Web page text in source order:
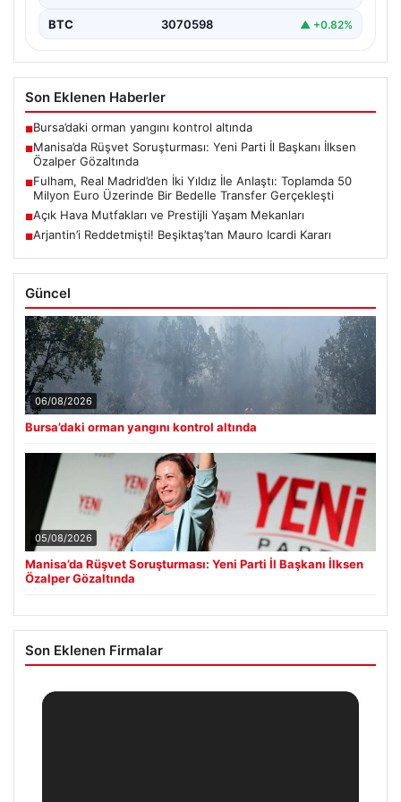
BTC 3070598 ▲ +0.82%
Son Eklenen Haberler
■Bursa’daki orman yangını kontrol altında
■Manisa’da Rüşvet Soruşturması: Yeni Parti İl Başkanı İlksen
Özalper Gözaltında
■Fulham, Real Madrid’den İki Yıldız İle Anlaştı: Toplamda 50
Milyon Euro Üzerinde Bir Bedelle Transfer Gerçekleşti
■Açık Hava Mutfakları ve Prestijli Yaşam Mekanları
■Arjantin’i Reddetmişti! Beşiktaş’tan Mauro Icardi Kararı
Güncel
06/08/2026
Bursa’daki orman yangını kontrol altında
05/08/2026
Manisa’da Rüşvet Soruşturması: Yeni Parti İl Başkanı İlksen
Özalper Gözaltında
Son Eklenen Firmalar